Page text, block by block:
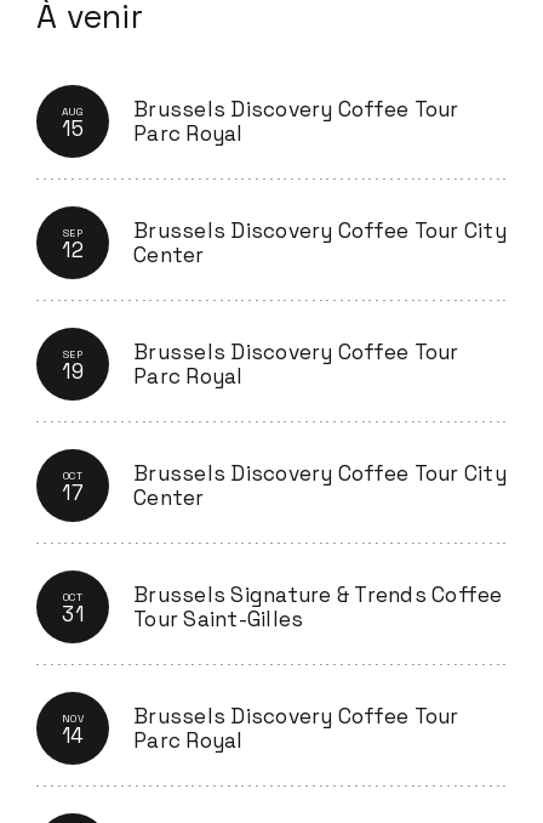
À venir
AUG
15
Brussels Discovery Coffee Tour
Parc Royal
SEP
12
Brussels Discovery Coffee Tour City
Center
SEP
19
Brussels Discovery Coffee Tour
Parc Royal
OCT
17
Brussels Discovery Coffee Tour City
Center
OCT
31
Brussels Signature & Trends Coffee
Tour Saint-Gilles
NOV
14
Brussels Discovery Coffee Tour
Parc Royal